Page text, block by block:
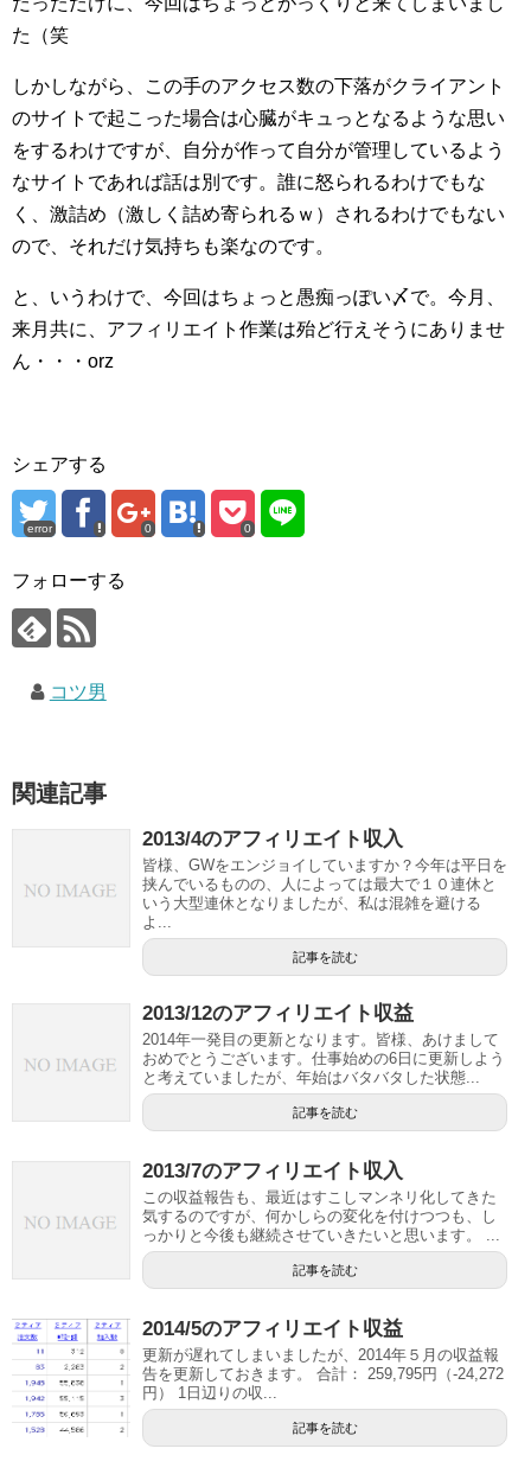
た（笑
しかしながら、この手のアクセス数の下落がクライアント
のサイトで起こった場合は心臓がキュっとなるような思い
をするわけですが、自分が作って自分が管理しているよう
なサイトであれば話は別です。誰に怒られるわけでもな
く、激詰め（激しく詰め寄られるｗ）されるわけでもない
ので、それだけ気持ちも楽なのです。
と、いうわけで、今回はちょっと愚痴っぽい〆で。今月、
来月共に、アフィリエイト作業は殆ど行えそうにありませ
ん・・・orz
シェアする
error 0 0
フォローする
コツ男
関連記事
2013/4のアフィリエイト収入
皆様、GWをエンジョイしていますか？今年は平日を
挟んでいるものの、人によっては最大で１０連休と
いう大型連休となりましたが、私は混雑を避ける
よ...
記事を読む
2013/12のアフィリエイト収益
2014年一発目の更新となります。皆様、あけまして
おめでとうございます。仕事始めの6日に更新しよう
と考えていましたが、年始はバタバタした状態...
記事を読む
2013/7のアフィリエイト収入
この収益報告も、最近はすこしマンネリ化してきた
気するのですが、何かしらの変化を付けつつも、し
っかりと今後も継続させていきたいと思います。 ...
記事を読む
2014/5のアフィリエイト収益
更新が遅れてしまいましたが、2014年５月の収益報
告を更新しておきます。 合計： 259,795円（-24,272
円） 1日辺りの収...
記事を読む